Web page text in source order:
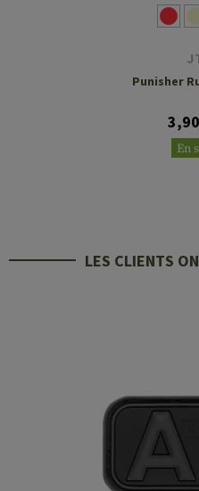
Punisher
En
LES CLIENTS